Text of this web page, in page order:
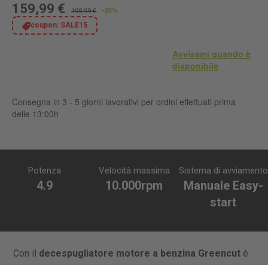
159,99 € 199,99 € -20%
coupon: SALE15
Avvisami quando è
disponibile
Consegna in 3 - 5 giorni lavorativi per ordini effettuati prima
delle 13:00h
4.9
Potenza
10.000rpm
Velocità massima
Manuale Easy-
start
Sistema di avviamento
Con il decespugliatore motore a benzina Greencut è